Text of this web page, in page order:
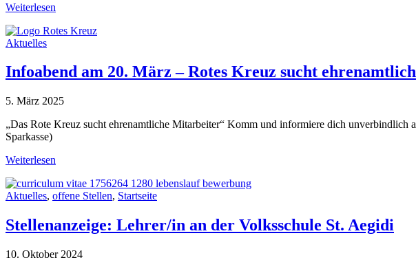
Weiterlesen
Aktuelles
Infoabend am 20. März – Rotes Kreuz sucht
5. März 2025
„Das Rote Kreuz sucht ehrenamtliche Mitarbeiter“ Komm und informiere dich
Sparkasse)
Weiterlesen
Aktuelles, offene Stellen, Startseite
Stellenanzeige: Lehrer/in an der Volksschule St. Aegidi
10. Oktober 2024